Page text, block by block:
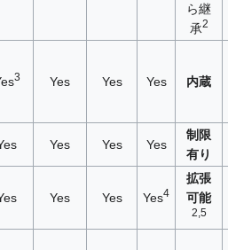
ら継
承2
3 Yes Yes Yes 内蔵
Yes Yes Yes
制限
有り
Yes Yes Yes4
拡張
可能
2,5